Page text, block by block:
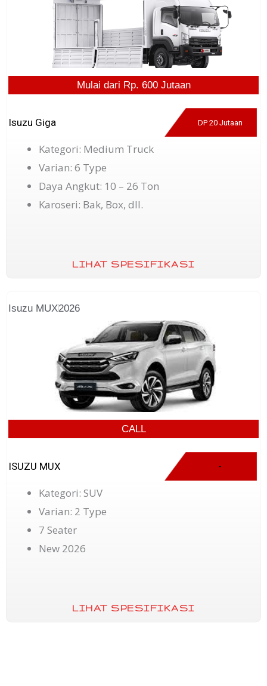
Mulai dari Rp. 600 Jutaan
Isuzu Giga DP 20 Jutaan
Kategori: Medium Truck
Varian: 6 Type
Daya Angkut: 10 – 26 Ton
Karoseri: Bak, Box, dll.
LIHAT SPESIFIKASI
Isuzu MUX2026
CALL
ISUZU MUX -
Kategori: SUV
Varian: 2 Type
7 Seater
New 2026
LIHAT SPESIFIKASI